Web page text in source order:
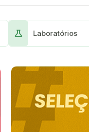
Science Laboratórios